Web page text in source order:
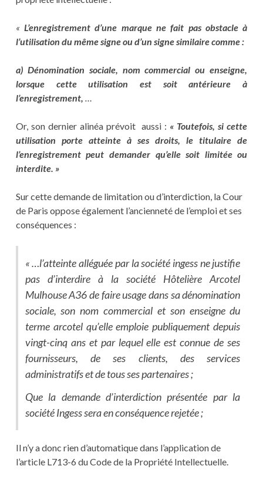
«L’enregistrement d’une marque ne fait pas obstacle à
l’utilisation du même signe ou d’un signe similaire comme :
a) Dénomination sociale, nom commercial ou enseigne,
lorsque cette utilisation est soit antérieure à
l’enregistrement, …
Or, son dernier alinéa prévoit aussi : « Toutefois, si cette
utilisation porte atteinte à ses droits, le titulaire de
l’enregistrement peut demander qu’elle soit limitée ou
interdite. »
Sur cette demande de limitation ou d’interdiction, la Cour
de Paris oppose également l’ancienneté de l’emploi et ses
conséquences :
« …l’atteinte alléguée par la société ingess ne justifie
pas d’interdire à la société Hôtelière Arcotel
Mulhouse A36 de faire usage dans sa dénomination
sociale, son nom commercial et son enseigne du
terme arcotel qu’elle emploie publiquement depuis
vingt-cinq ans et par lequel elle est connue de ses
fournisseurs, de ses clients, des services
administratifs et de tous ses partenaires ;
Que la demande d’interdiction présentée par la
société Ingess sera en conséquence rejetée ;
Il n’y a donc rien d’automatique dans l’application de
l’article L713-6 du Code de la Propriété Intellectuelle.